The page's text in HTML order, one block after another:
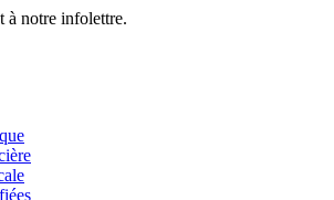
à notre infolettre.